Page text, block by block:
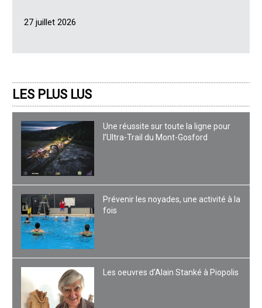
27 juillet 2026
LES PLUS LUS
Une réussite sur toute la ligne pour
l’Ultra-Trail du Mont-Gosford
Prévenir les noyades, une activité à la
fois
Les oeuvres d’Alain Stanké à Piopolis